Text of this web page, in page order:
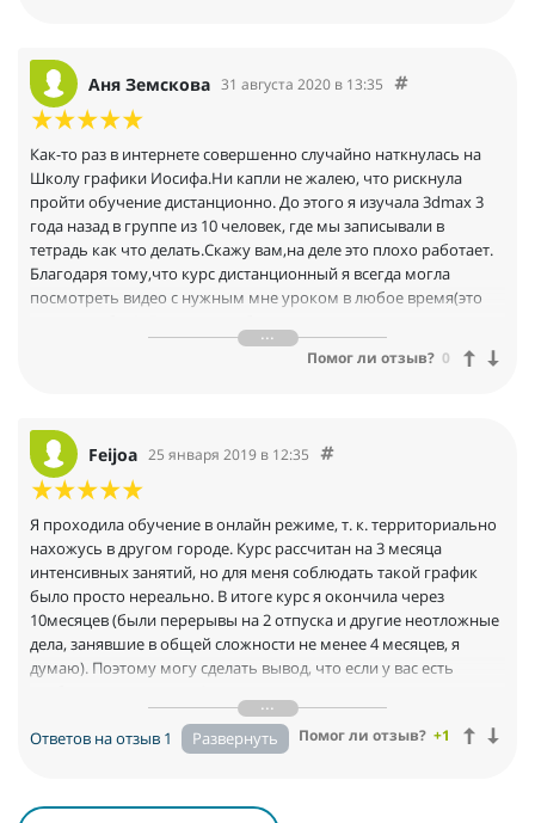
Аня Земскова 31 августа 2020 в 13:35
Как-то раз в интернете совершенно случайно наткнулась на
Школу графики Иосифа.Ни капли не жалею, что рискнула
пройти обучение дистанционно. До этого я изучала 3dmax 3
года назад в группе из 10 человек, где мы записывали в
тетрадь как что делать.Скажу вам,на деле это плохо работает.
Благодаря тому,что курс дистанционный я всегда могла
посмотреть видео с нужным мне уроком в любое время(это
интересовал вопрос создания сложных материалов и конечно
постановка освящения. Я стала лучше понимать логику
поможет и объяснит материал. Так же очень интересны
семинары, на которых разбирали различные вопросы
связанные с программой. Пройти курс можно даже в целях
но не совсем всё получается в нём.
Вы точно не пожалеете!!!)
Помог ли отзыв? 0
Feijoa 25 января 2019 в 12:35
Я проходила обучение в онлайн режиме, т. к. территориально
нахожусь в другом городе. Курс рассчитан на 3 месяца
интенсивных занятий, но для меня соблюдать такой график
было просто нереально. В итоге курс я окончила через
10месяцев (были перерывы на 2 отпуска и другие неотложные
дела, занявшие в общей сложности не менее 4 месяцев, я
думаю). Поэтому могу сделать вывод, что если у вас есть
придется очень постараться, так как объем информации
очень большой, а все контрольные задания требуют точного
Для меня безусловными плюсами является: 1) удобная и
Ответов на отзыв 1 Помог ли отзыв? +1